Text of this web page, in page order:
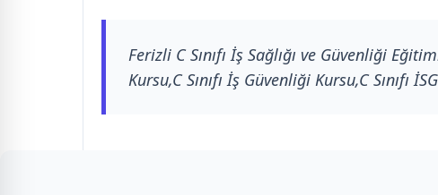
Ferizli C Sınıfı İş Sağlığı ve Güvenliği
Kursu,C Sınıfı İş Güvenliği Kursu,C Sınıfı